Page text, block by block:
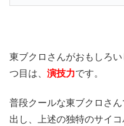
東ブクロさんがおもしろ
つ目は、 演技力です。
普段クールな東ブクロさ
出し、上述の独特のサイ